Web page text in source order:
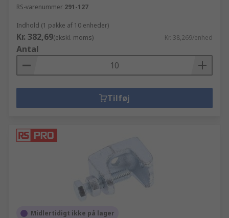
RS-varenummer 291-127
Indhold (1 pakke af 10 enheder)
Kr. 382,69(ekskl. moms) Kr. 38,269/enhed
Antal
Tilføj
Midlertidigt ikke på lager